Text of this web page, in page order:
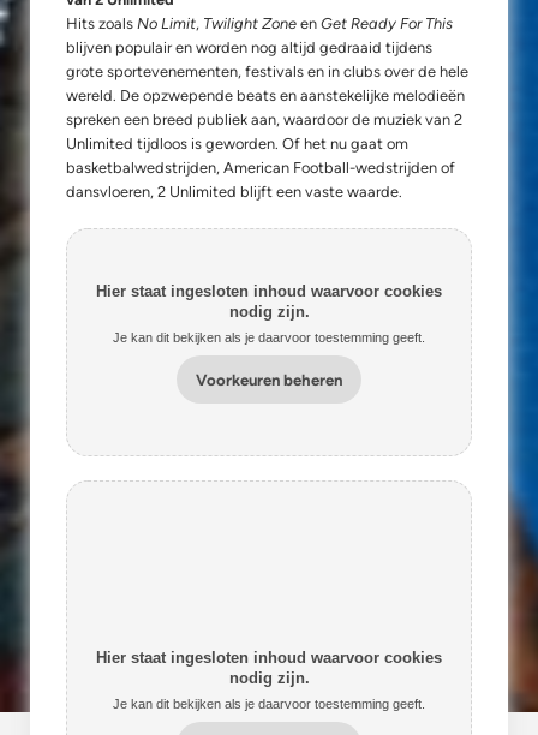
Hits zoals No Limit, Twilight Zone en Get Ready For This
blijven populair en worden nog altijd gedraaid tijdens
grote sportevenementen, festivals en in clubs over de hele
wereld. De opzwepende beats en aanstekelijke melodieën
spreken een breed publiek aan, waardoor de muziek van 2
Unlimited tijdloos is geworden. Of het nu gaat om
basketbalwedstrijden, American Football-wedstrijden of
dansvloeren, 2 Unlimited blijft een vaste waarde.
Hier staat ingesloten inhoud waarvoor cookies
nodig zijn.
Je kan dit bekijken als je daarvoor toestemming geeft.
Voorkeuren beheren
Hier staat ingesloten inhoud waarvoor cookies
nodig zijn.
Je kan dit bekijken als je daarvoor toestemming geeft.